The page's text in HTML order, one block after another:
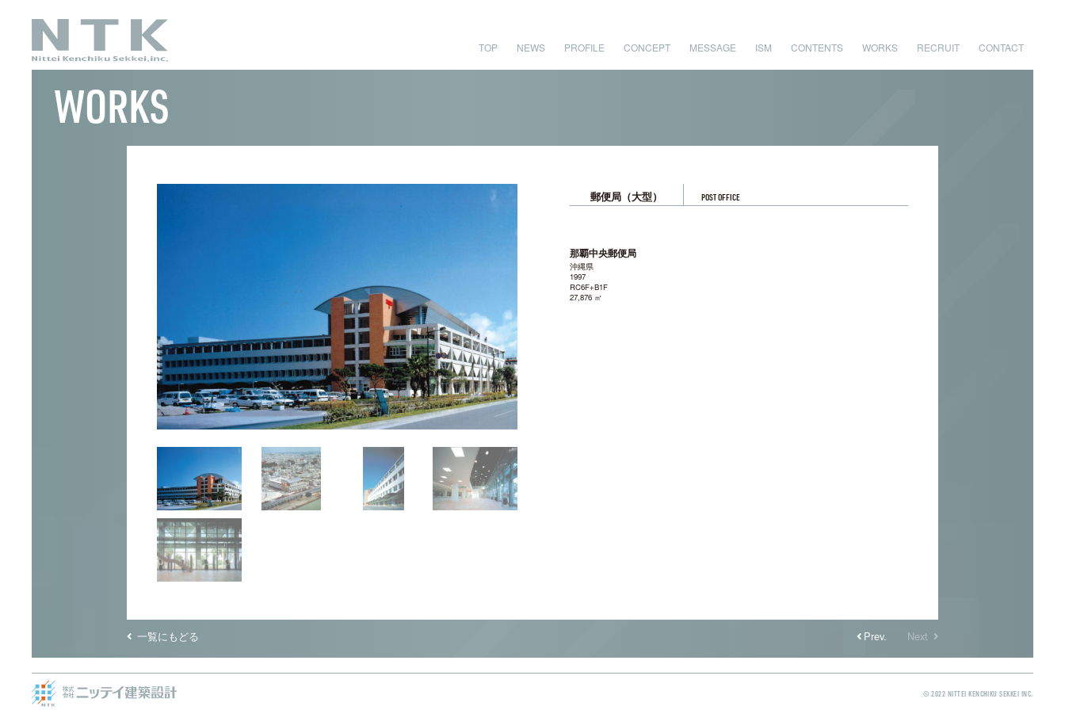
TOP NEWS PROFILE CONCEPT MESSAGE ISM CONTENTS WORKS RECRUIT CONTACT
WORKS
郵便局（大型） POST OFFICE
那覇中央郵便局
沖縄県
1997
RC6F+B1F
27,876 ㎡
一覧にもどる Prev. Next
© 2022 NITTEI KENCHIKU SEKKEI INC.